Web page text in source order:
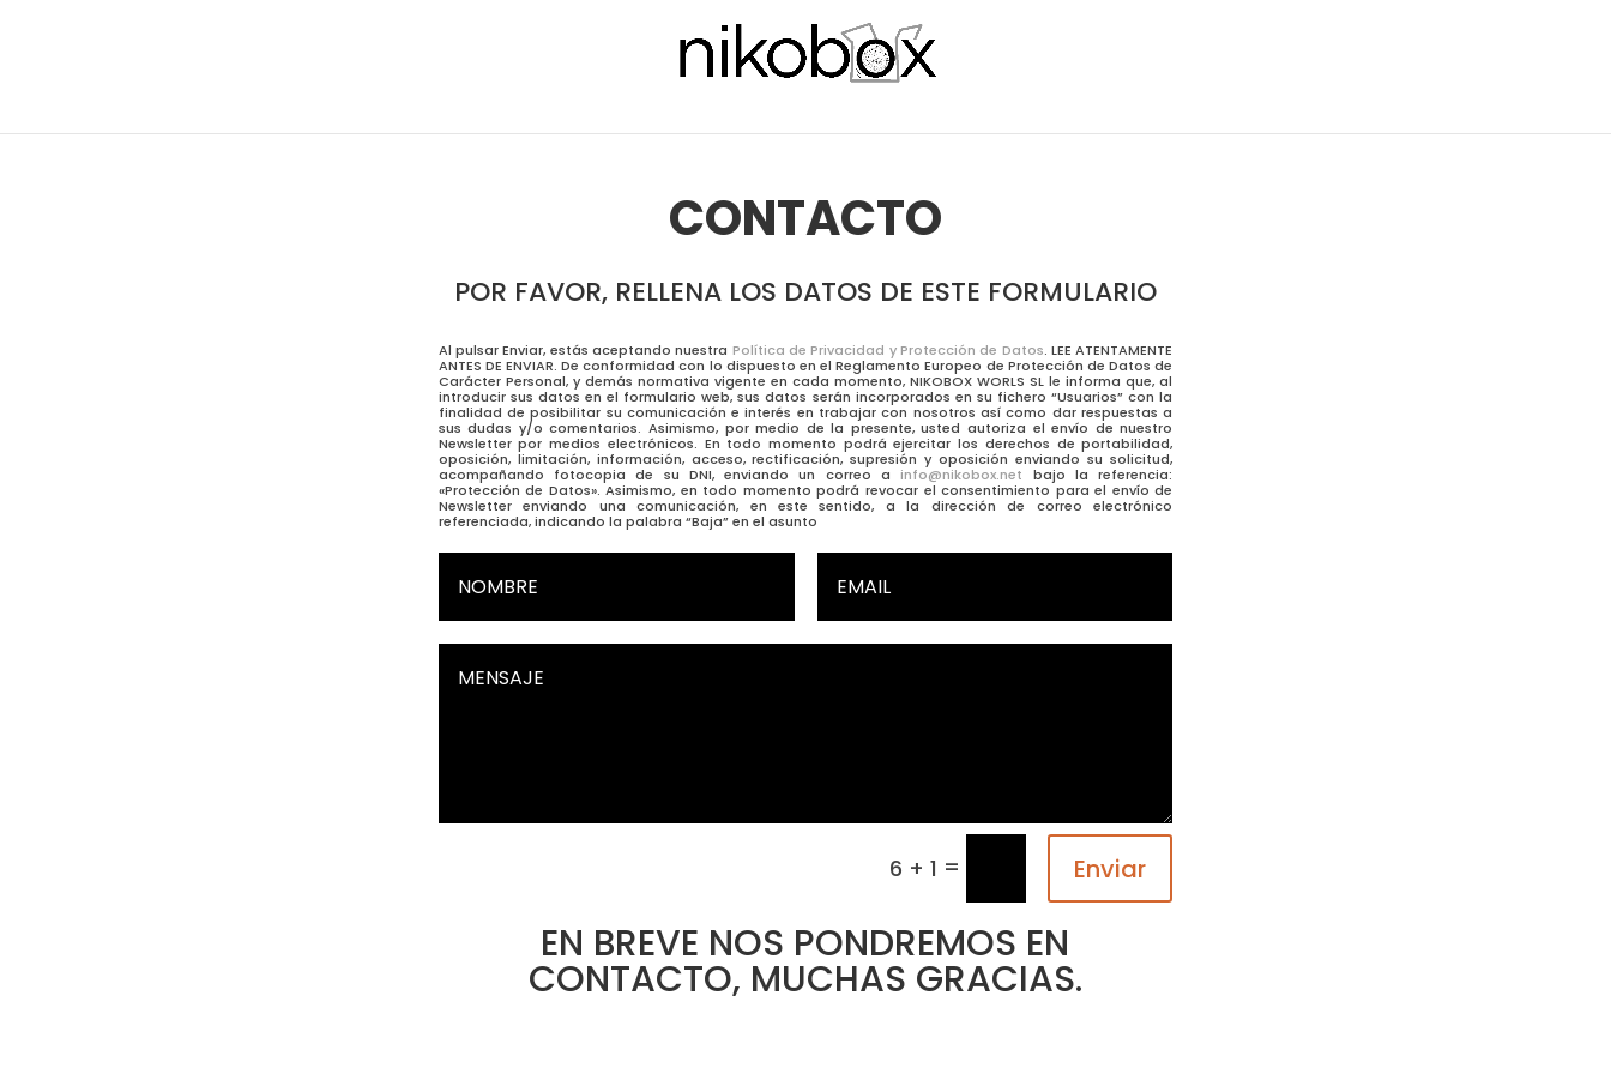
CONTACTO
POR FAVOR, RELLENA LOS DATOS DE ESTE FORMULARIO
Al pulsar Enviar, estás aceptando nuestra Política de Privacidad y Protección de Datos. LEE ATENTAMENTE
ANTES DE ENVIAR. De conformidad con lo dispuesto en el Reglamento Europeo de Protección de Datos de
Carácter Personal, y demás normativa vigente en cada momento, NIKOBOX WORLS SL le informa que, al
introducir sus datos en el formulario web, sus datos serán incorporados en su fichero “Usuarios” con la
finalidad de posibilitar su comunicación e interés en trabajar con nosotros así como dar respuestas a
sus dudas y/o comentarios. Asimismo, por medio de la presente, usted autoriza el envío de nuestro
Newsletter por medios electrónicos. En todo momento podrá ejercitar los derechos de portabilidad,
oposición, limitación, información, acceso, rectificación, supresión y oposición enviando su solicitud,
acompañando fotocopia de su DNI, enviando un correo a info@nikobox.net bajo la referencia:
«Protección de Datos». Asimismo, en todo momento podrá revocar el consentimiento para el envío de
Newsletter enviando una comunicación, en este sentido, a la dirección de correo electrónico
referenciada, indicando la palabra “Baja” en el asunto
6 + 1 = Enviar
EN BREVE NOS PONDREMOS EN
CONTACTO, MUCHAS GRACIAS.